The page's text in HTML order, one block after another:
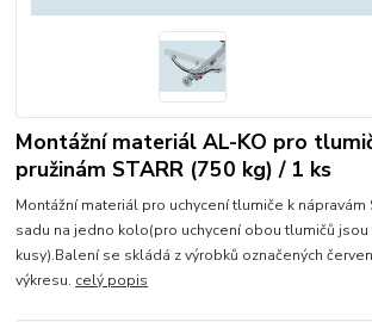
Montážní materiál AL-KO pro
pružinám STARR (750 kg) / 1 ks
Montážní materiál pro uchycení tlumiče k nápravám
sadu na jedno kolo(pro uchycení obou tlumičů
kusy).Balení se skládá z výrobků označených
výkresu. celý popis